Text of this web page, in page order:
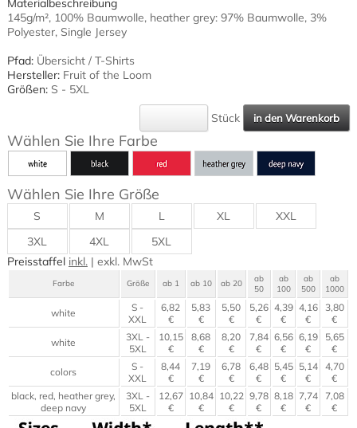
Materialbeschreibung
145g/m², 100% Baumwolle, heather grey: 97% Baumwolle, 3%
Polyester, Single Jersey
Pfad: Übersicht/ T-Shirts
Hersteller: Fruit of the Loom
Größen:S - 5XL
Stück
Wählen Sie Ihre Farbe
Wählen Sie Ihre Größe
S M L XL
XXL
3XL
4XL
5XL
Preisstaffel inkl.| exkl.MwSt
Farbe Größe ab 1 ab 10 ab 20
ab
50
ab
100
ab
500
ab
1000
white
S -
XXL
6,82
€
5,83
€
5,50
€
5,26
€
4,39
€
4,16
€
3,80
€
white
3XL -
5XL
10,15
€
8,68
€
8,20
€
7,84
€
6,56
€
6,19
€
5,65
€
colors
S -
XXL
8,44
€
7,19
€
6,78
€
6,48
€
5,45
€
5,14
€
4,70
€
black, red, heather grey,
deep navy
3XL -
5XL
12,67
€
10,84
€
10,22
€
9,78
€
8,18
€
7,74
€
7,08
€